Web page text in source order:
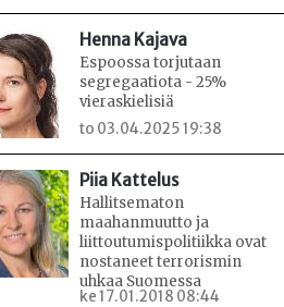
Henna Kajava
Espoossa torjutaan
segregaatiota - 25%
vieraskielisiä
to 03.04.2025 19:38
Piia Kattelus
Hallitsematon
maahanmuutto ja
liittoutumispolitiikka ovat
nostaneet terrorismin
uhkaa Suomessa
ke 17.01.2018 08:44